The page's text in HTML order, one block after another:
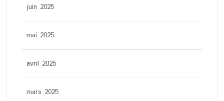
juin 2025
mai 2025
avril 2025
mars 2025